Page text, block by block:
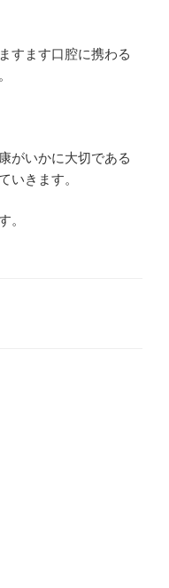
すます口腔に携わる
がいかに大切である
いきます。
。